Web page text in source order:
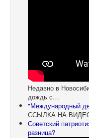
Недавно в
дождь с…
"Международный
ССЫЛКА НА
Советский
разница?